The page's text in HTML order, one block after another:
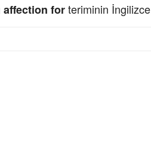
affection forteriminin İngilizce